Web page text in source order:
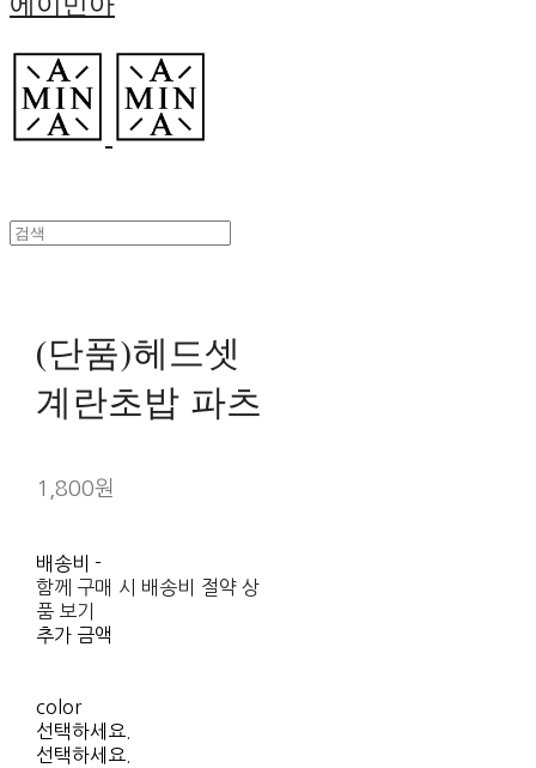
(단품)헤드셋
계란초밥 파츠
1,800원
배송비-
함께 구매 시 배송비 절약 상
품 보기
추가 금액
color
선택하세요.
선택하세요.